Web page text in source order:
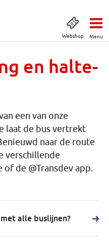
Webshop Menu
en halte-
een van onze
laat de bus vertrekt
naar de route
verschillende
of de @Transdev app.
alle buslijnen?